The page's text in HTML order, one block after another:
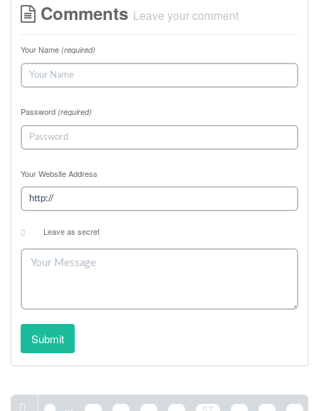
Comments Leave your comment
Your Name (required)
Password (required)
Your Website Address
Leave as secret
Submit
...